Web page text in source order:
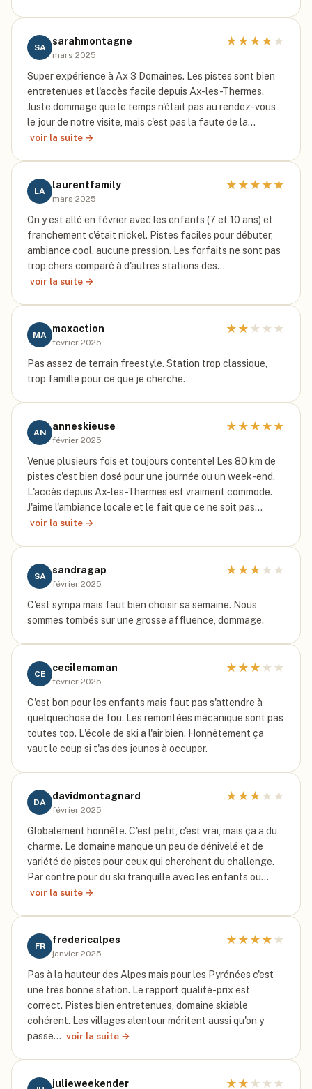
SA
sarahmontagne
mars 2025
★ ★ ★ ★ ★
Super expérience à Ax 3 Domaines. Les pistes sont bien
entretenues et l'accès facile depuis Ax-les-Thermes.
Juste dommage que le temps n'était pas au rendez-vous
le jour de notre visite, mais c'est pas la faute de la…
voir la suite →
LA
laurentfamily
mars 2025
★ ★ ★ ★ ★
On y est allé en février avec les enfants (7 et 10 ans) et
franchement c'était nickel. Pistes faciles pour débuter,
ambiance cool, aucune pression. Les forfaits ne sont pas
trop chers comparé à d'autres stations des…
voir la suite →
MA
maxaction
février 2025
★ ★ ★ ★ ★
Pas assez de terrain freestyle. Station trop classique,
trop famille pour ce que je cherche.
AN
anneskieuse
février 2025
★ ★ ★ ★ ★
Venue plusieurs fois et toujours contente! Les 80 km de
pistes c'est bien dosé pour une journée ou un week-end.
L'accès depuis Ax-les-Thermes est vraiment commode.
J'aime l'ambiance locale et le fait que ce ne soit pas…
voir la suite →
SA
sandragap
février 2025
★ ★ ★ ★ ★
C'est sympa mais faut bien choisir sa semaine. Nous
sommes tombés sur une grosse affluence, dommage.
CE
cecilemaman
février 2025
★ ★ ★ ★ ★
C'est bon pour les enfants mais faut pas s'attendre à
quelquechose de fou. Les remontées mécanique sont pas
toutes top. L'école de ski a l'air bien. Honnêtement ça
vaut le coup si t'as des jeunes à occuper.
DA
davidmontagnard
février 2025
★ ★ ★ ★ ★
Globalement honnête. C'est petit, c'est vrai, mais ça a du
charme. Le domaine manque un peu de dénivelé et de
variété de pistes pour ceux qui cherchent du challenge.
Par contre pour du ski tranquille avec les enfants ou…
voir la suite →
FR
fredericalpes
janvier 2025
★ ★ ★ ★ ★
Pas à la hauteur des Alpes mais pour les Pyrénées c'est
une très bonne station. Le rapport qualité-prix est
correct. Pistes bien entretenues, domaine skiable
cohérent. Les villages alentour méritent aussi qu'on y
passe… voir la suite →
julieweekender ★ ★ ★ ★ ★